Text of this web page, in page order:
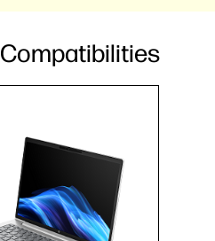
Compatibilities